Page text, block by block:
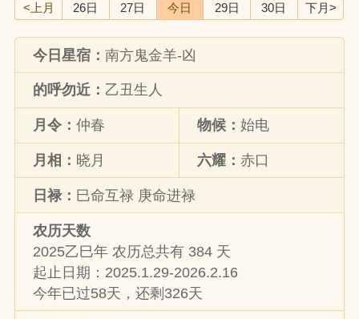
<上月 26日 27日 今日 29日 30日 下月>
今日星宿：南方鬼金羊-凶
的呼勿近： 乙丑生人
月令：仲春 物候：始电
月相： 晓月 六耀：赤口
日禄： 巳命互禄 庚命进禄
农历天数
2025乙巳年 农历总共有 384 天
起止日期：2025.1.29-2026.2.16
今年已过58天，还剩326天